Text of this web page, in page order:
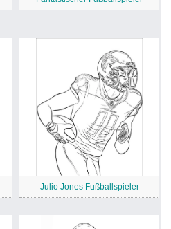
Julio Jones Fußballspieler